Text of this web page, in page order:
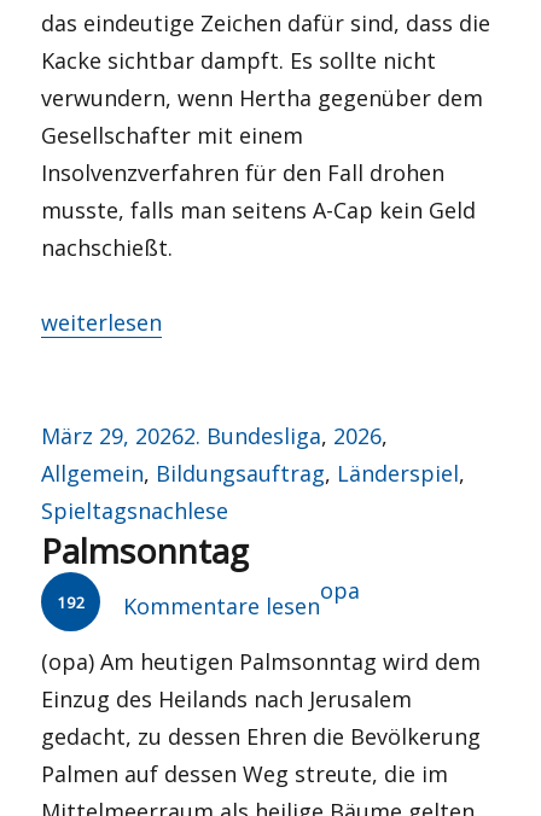
das eindeutige Zeichen dafür sind, dass die
Kacke sichtbar dampft. Es sollte nicht
verwundern, wenn Hertha gegenüber dem
Gesellschafter mit einem
Insolvenzverfahren für den Fall drohen
musste, falls man seitens A-Cap kein Geld
nachschießt.
„Circus Sarrasani?“
weiterlesen
Veröffentlicht
am
März 29, 2026Kategorien
2. Bundesliga, 2026,
Allgemein, Bildungsauftrag, Länderspiel,
Spieltagsnachlese
Palmsonntag
192 Kommentare lesen
Autor
opa
(opa) Am heutigen Palmsonntag wird dem
Einzug des Heilands nach Jerusalem
gedacht, zu dessen Ehren die Bevölkerung
Palmen auf dessen Weg streute, die im